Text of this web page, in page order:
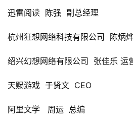
首
迅雷阅读 陈强 副总经理
杭州狂想网络科技有限公司 陈炳
绍兴幻想网络有限公司 张佳乐 运
天赐游戏 于贤文 CEO
阿里文学 周运 总编